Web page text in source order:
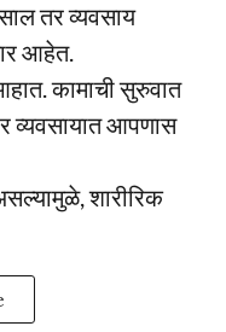
तर व्यवसाय
आहेत.
कामाची सुरुवात
व्यवसायात आपणास
शारीरिक